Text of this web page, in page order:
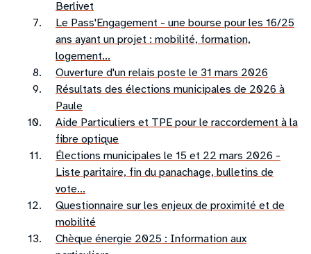
Berlivet
Le Pass'Engagement - une bourse pour les 16/25
ans ayant un projet : mobilité, formation,
logement...
Ouverture d'un relais poste le 31 mars 2026
Résultats des élections municipales de 2026 à
Paule
Aide Particuliers et TPE pour le raccordement à la
fibre optique
Élections municipales le 15 et 22 mars 2026 -
Liste paritaire, fin du panachage, bulletins de
vote...
Questionnaire sur les enjeux de proximité et de
mobilité
Chèque énergie 2025 : Information aux